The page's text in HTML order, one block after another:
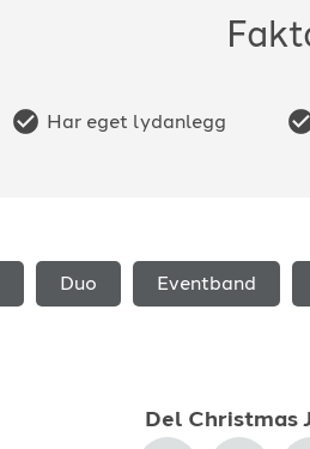
Har eget lydanlegg
Duo Eventband
Del Christmas